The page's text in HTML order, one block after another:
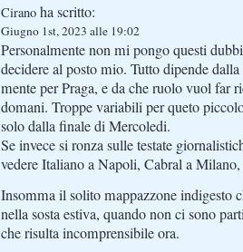
Cirano ha scritto:
Giugno 1st, 2023 alle 19:02
Personalmente non mi pongo questi
decidere al posto mio. Tutto dipende
mente per Praga, e da che ruolo vuol far
domani. Troppe variabili per queto
solo dalla finale di Mercoledi.
Se invece si ronza sulle testate
vedere Italiano a Napoli, Cabral a
Insomma il solito mappazzone indigesto
nella sosta estiva, quando non ci sono
che risulta incomprensibile ora.